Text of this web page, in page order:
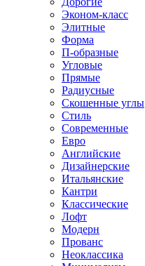
Эконом-класс
Элитные
Форма
П-образные
Угловые
Прямые
Радиусные
Скошенные углы
Стиль
Современные
Евро
Английские
Дизайнерские
Итальянские
Кантри
Классические
Лофт
Модерн
Прованс
Неоклассика